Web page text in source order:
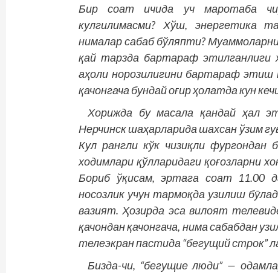
Бир соат ичида уч маротаба
кулгилимасми? Хўш, энергетика
нималар сабаб бўляпти?
қай тарзда бартараф этилганлиги
аҳоли норозилигини бартараф этиш
қачонгача бундай оғир ҳолатда кун
Хорижда бу масала қандай ҳал
Нерчинск шаҳарларида шахсан ўзим
Кул рангли кўк чизиқли
ходимлари қўлларидаги қоғозларни
Бориб ўқисам, эртага соат 11.00
носозлик учун тармоқда узилиш
вазият. Ҳозирда эса вилоят
қачондан қачонгача, нима сабабдан
телеэкран пастида “бегущий строк”
Бизда-чи, “бегущие люди” —